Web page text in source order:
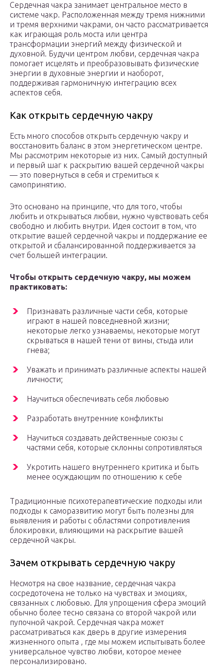
Сердечная чакра занимает центральное место в
системе чакр. Расположенная между тремя нижними
и тремя верхними чакрами, он часто рассматривается
как играющая роль моста или центра
трансформации энергий между физической и
духовной. Будучи центром любви, сердечная чакра
помогает исцелять и преобразовывать физические
энергии в духовные энергии и наоборот,
поддерживая гармоничную интеграцию всех
аспектов себя.
Как открыть сердечную чакру
Есть много способов открыть сердечную чакру и
восстановить баланс в этом энергетическом центре.
Мы рассмотрим некоторые из них. Самый доступный
и первый шаг к раскрытию вашей сердечной чакры
— это повернуться в себя и стремиться к
самопринятию.
Это основано на принципе, что для того, чтобы
любить и открываться любви, нужно чувствовать себя
свободно и любить внутри. Идея состоит в том, что
открытие вашей сердечной чакры и поддержание ее
открытой и сбалансированной поддерживается за
счет большей интеграции.
Чтобы открыть сердечную чакру, мы можем
практиковать:
Признавать различные части себя, которые
играют в нашей повседневной жизни;
некоторые легко узнаваемы, некоторые могут
скрываться в нашей тени от вины, стыда или
гнева;
Уважать и принимать различные аспекты нашей
личности;
Научиться обеспечивать себя любовью
Разработать внутренние конфликты
Научиться создавать действенные союзы с
частями себя, которые склонны сопротивляться
Укротить нашего внутреннего критика и быть
менее осуждающим по отношению к себе
Традиционные психотерапевтические подходы или
подходы к саморазвитию могут быть полезны для
выявления и работы с областями сопротивления
блокировки, влияющими на раскрытие вашей
сердечной чакры.
Зачем открывать сердечную чакру
Несмотря на свое название, сердечная чакра
сосредоточена не только на чувствах и эмоциях,
связанных с любовью. Для упрощения сфера эмоций
обычно более тесно связана со второй чакрой или
пупочной чакрой. Сердечная чакра может
рассматриваться как дверь в другие измерения
жизненного опыта , где мы можем испытывать более
универсальное чувство любви, которое менее
персонализировано.